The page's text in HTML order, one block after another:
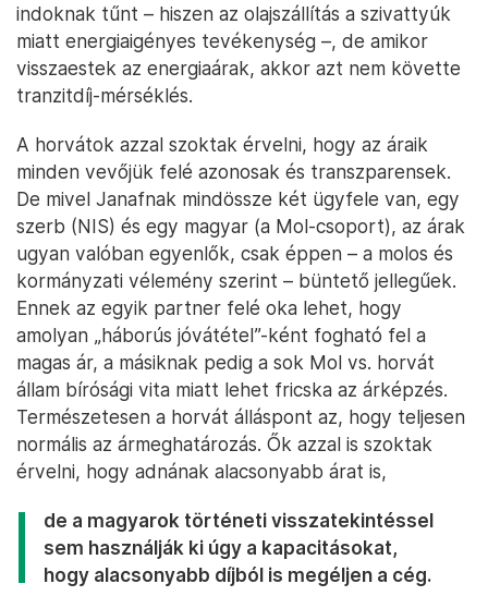
indoknak tűnt – hiszen az olajszállítás a szivattyúk
miatt energiaigényes tevékenység –, de amikor
visszaestek az energiaárak, akkor azt nem követte
tranzitdíj-mérséklés.
A horvátok azzal szoktak érvelni, hogy az áraik
minden vevőjük felé azonosak és transzparensek.
De mivel Janafnak mindössze két ügyfele van, egy
szerb (NIS) és egy magyar (a Mol-csoport), az árak
ugyan valóban egyenlők, csak éppen – a molos és
kormányzati vélemény szerint – büntető jellegűek.
Ennek az egyik partner felé oka lehet, hogy
amolyan „háborús jóvátétel”-ként fogható fel a
magas ár, a másiknak pedig a sok Mol vs. horvát
állam bírósági vita miatt lehet fricska az árképzés.
Természetesen a horvát álláspont az, hogy teljesen
normális az ármeghatározás. Ők azzal is szoktak
érvelni, hogy adnának alacsonyabb árat is,
de a magyarok történeti visszatekintéssel
sem használják ki úgy a kapacitásokat,
hogy alacsonyabb díjból is megéljen a cég.